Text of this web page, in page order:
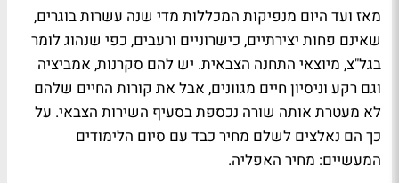
מאז ועד היום מנפיקות המכללות מדי שנה עשרות בוגרים,
שאינם פחות יצירתיים, כישרוניים ורעבים, כפי שנהוג לומר
בגל"צ, מיוצאי התחנה הצבאית. יש להם סקרנות, אמביציה
וגם רקע וניסיון חיים מגוונים, אבל את קורות החיים שלהם
לא מעטרת אותה שורה נכספת בסעיף השירות הצבאי. על
כך הם נאלצים לשלם מחיר כבד עם סיום הלימודים
המעשיים: מחיר האפליה.